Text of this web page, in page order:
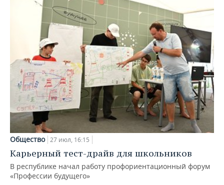
Общество 27 июл, 16:15
Карьерный тест-драйв для школьников
В республике начал работу профориентационный форум
«Профессии будущего»